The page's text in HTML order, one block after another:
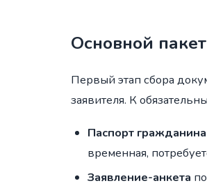
Основной
Первый этап сбора
заявителя. К
Паспорт
временная,
Заявление-анкета